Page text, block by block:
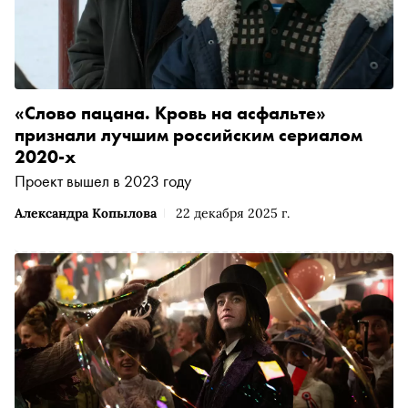
Александра Копылова 22 декабря 2025 г.
«Слово пацана. Кровь на асфальте»
признали лучшим российским сериалом
2020-х
Проект вышел в 2023 году